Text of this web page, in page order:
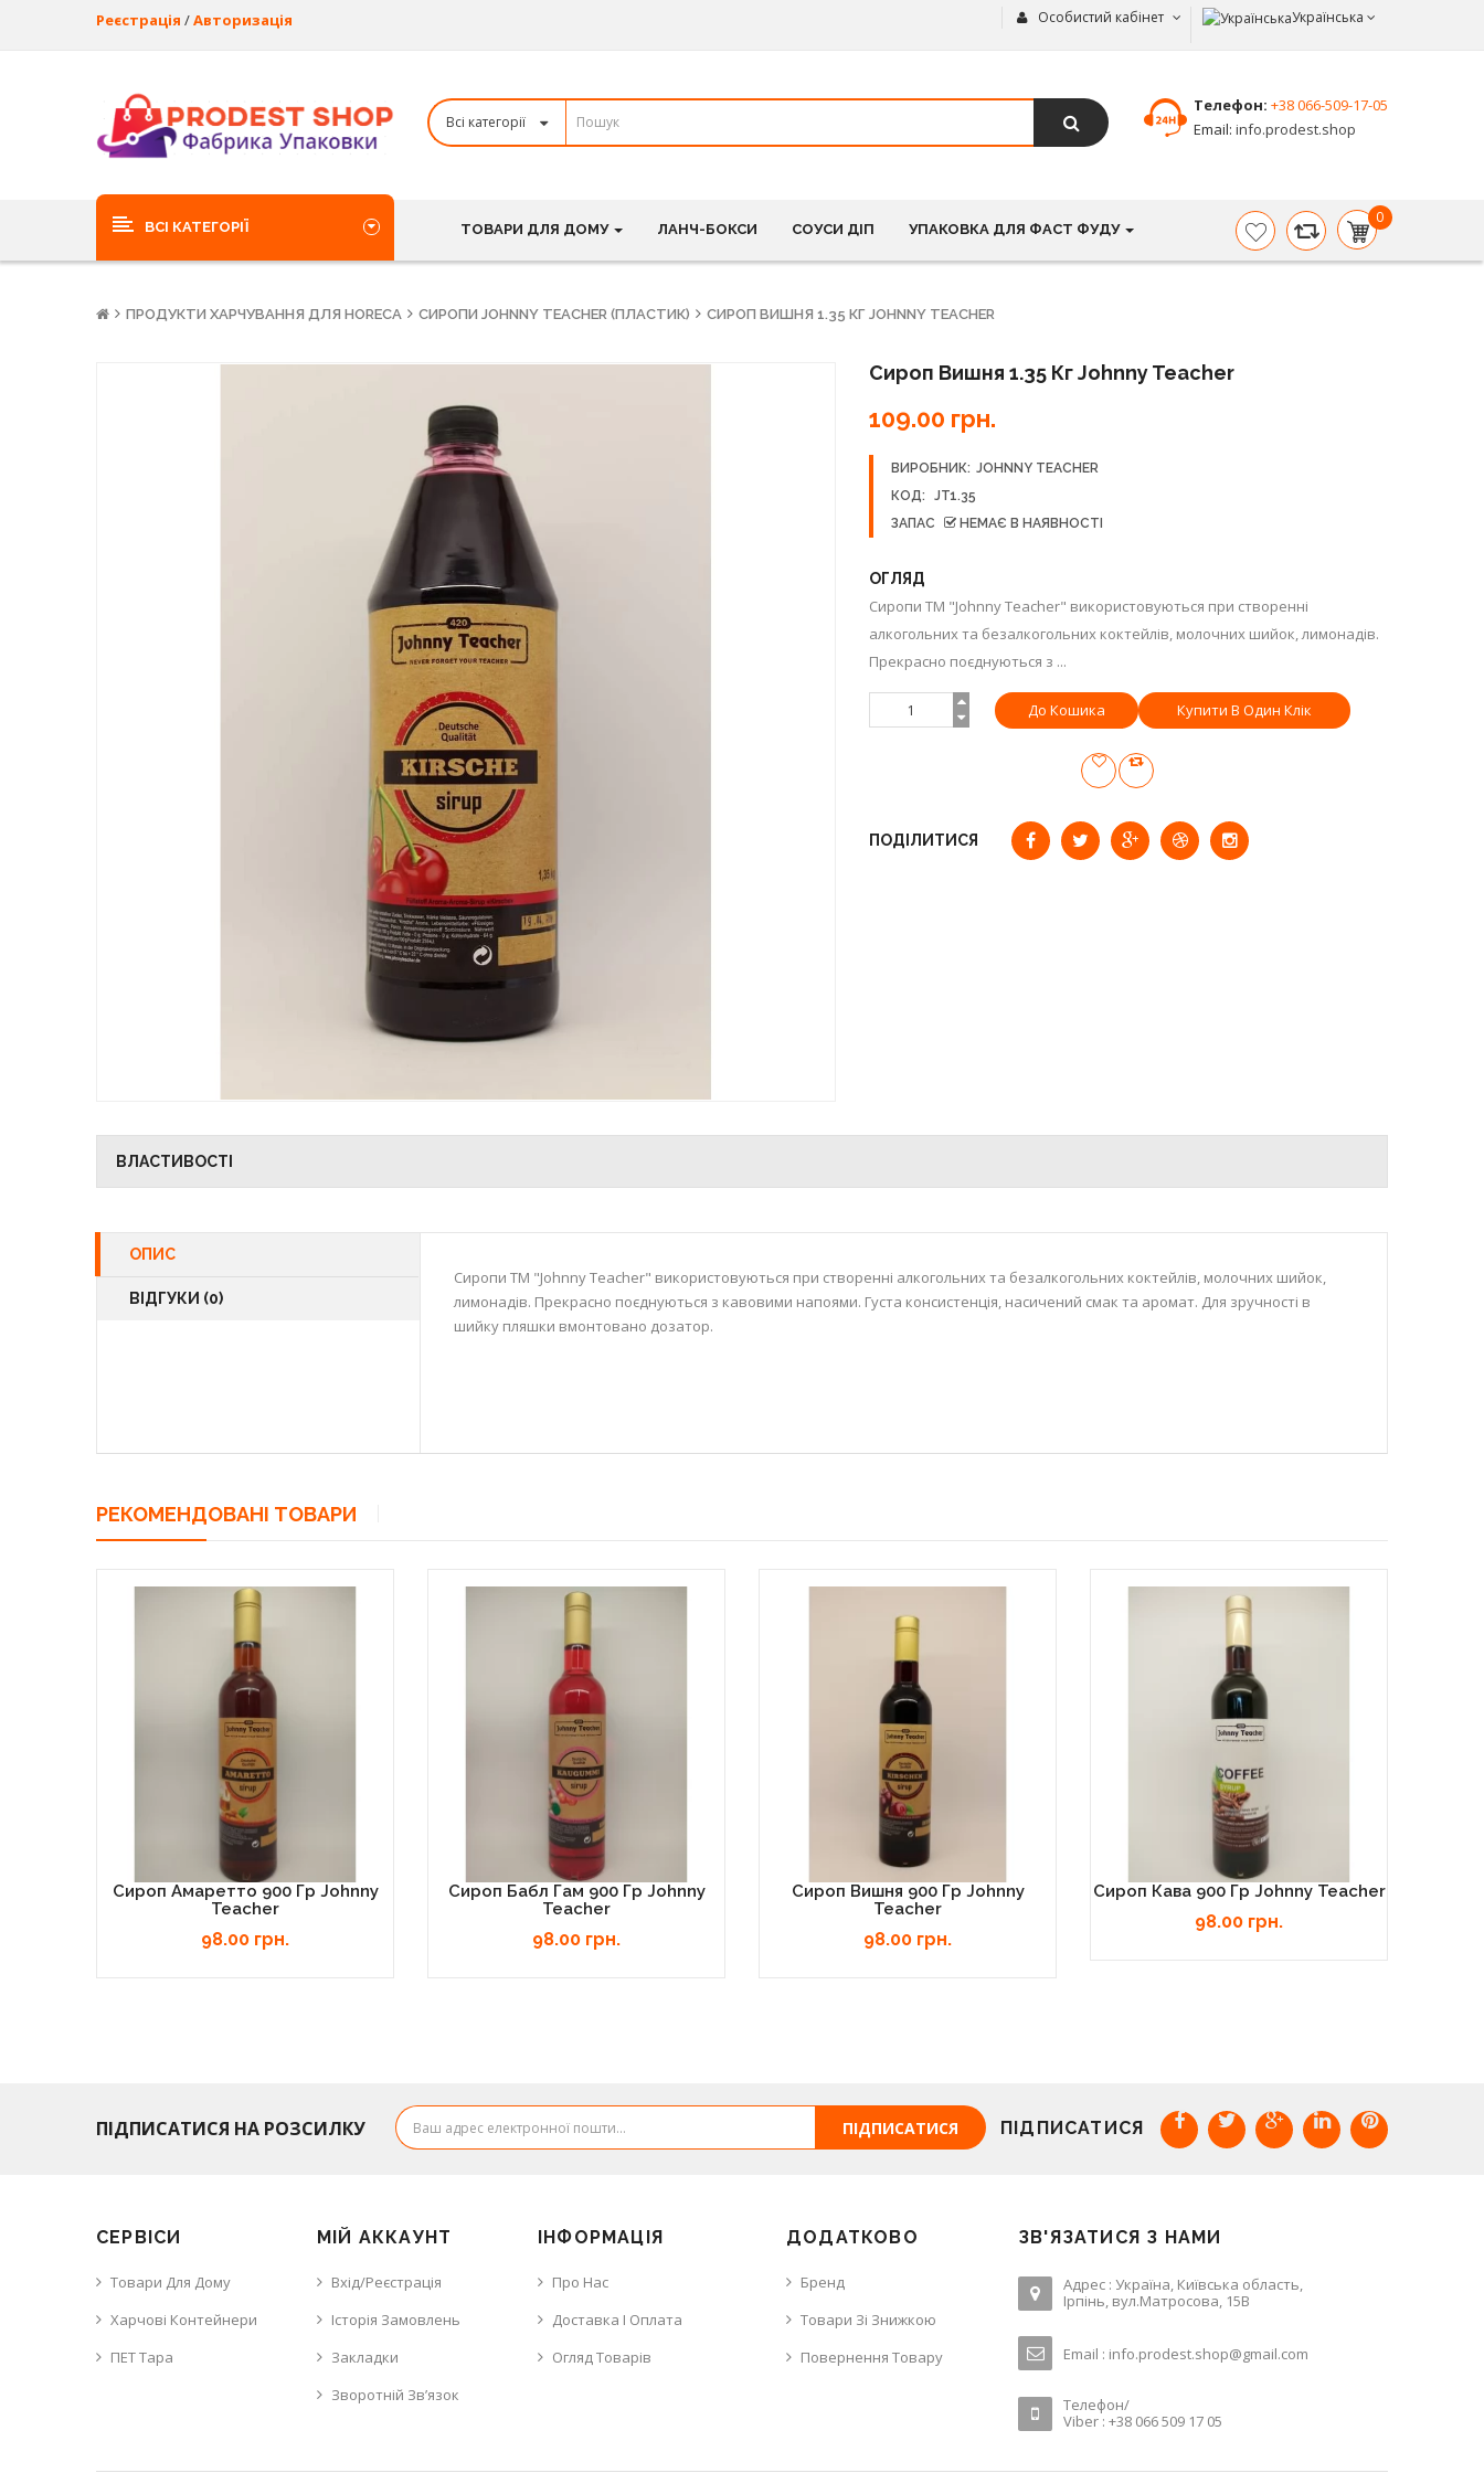
Реєстрація /Авторизація Особистий кабінет Українська
Телефон: +38 066-509-17-05
Email: info.prodest.shop
ВСІ КАТЕГОРІЇ ТОВАРИ ДЛЯ ДОМУ ЛАНЧ-БОКСИ СОУСИ ДІП УПАКОВКА ДЛЯ ФАСТ ФУДУ
0
item(s)
-
ПРОДУКТИ ХАРЧУВАННЯ ДЛЯ HORECA СИРОПИ JOHNNY TEACHER (ПЛАСТИК) СИРОП ВИШНЯ 1.35 КГ JOHNNY TEACHER
Сироп Вишня 1.35 Кг Johnny Teacher
109.00 грн.
ВИРОБНИК: JOHNNY TEACHER
КОД:
JT1.35
ЗАПАС
НЕМАЄ В НАЯВНОСТІ
ОГЛЯД
Сиропи ТМ "Johnny Teacher" використовуються при створенні
алкогольних та безалкогольних коктейлів, молочних шийок, лимонадів.
Прекрасно поєднуються з ...
Купити В Один Клік
ПОДІЛИТИСЯ
ВЛАСТИВОСТІ
ОПИС
ВІДГУКИ (0)
Сиропи ТМ "Johnny Teacher" використовуються при створенні алкогольних та безалкогольних коктейлів, молочних шийок,
лимонадів. Прекрасно поєднуються з кавовими напоями. Густа консистенція, насичений смак та аромат. Для зручності в
шийку пляшки вмонтовано дозатор.
РЕКОМЕНДОВАНІ ТОВАРИ
Сироп Амаретто 900 Гр Johnny
Teacher
98.00 грн.
Сироп Бабл Гам 900 Гр Johnny
Teacher
98.00 грн.
Сироп Вишня 900 Гр Johnny
Teacher
98.00 грн.
Сироп Кава 900 Гр Johnny Teacher
98.00 грн.
ПІДПИСАТИСЯ НА РОЗСИЛКУ ПІДПИСАТИСЯ ПІДПИСАТИСЯ
СЕРВІСИ
Товари Для Дому
Харчові Контейнери
ПЕТ Тара
МІЙ АККАУНТ
Вхід/Реєстрація
Історія Замовлень
Закладки
Зворотній Зв’язок
ІНФОРМАЦІЯ
Про Нас
Доставка І Оплата
Огляд Товарів
ДОДАТКОВО
Бренд
Товари Зі Знижкою
Повернення Товару
ЗВ'ЯЗАТИСЯ З НАМИ
Адрес : Україна, Київська область,
Ірпінь, вул.Матросова, 15В
Email : info.prodest.shop@gmail.com
Телефон/
Viber : +38 066 509 17 05